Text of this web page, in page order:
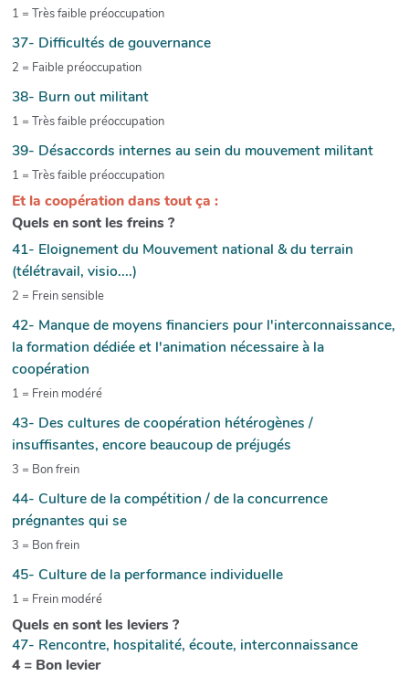
1 = Très faible préoccupation
37- Difficultés de gouvernance
2 = Faible préoccupation
38- Burn out militant
1 = Très faible préoccupation
39- Désaccords internes au sein du mouvement militant
1 = Très faible préoccupation
Et la coopération dans tout ça :
Quels en sont les freins ?
41- Eloignement du Mouvement national & du terrain
(télétravail, visio....)
2 = Frein sensible
42- Manque de moyens financiers pour l'interconnaissance,
la formation dédiée et l'animation nécessaire à la
coopération
1 = Frein modéré
43- Des cultures de coopération hétérogènes /
insuffisantes, encore beaucoup de préjugés
3 = Bon frein
44- Culture de la compétition / de la concurrence
prégnantes qui se
3 = Bon frein
45- Culture de la performance individuelle
1 = Frein modéré
Quels en sont les leviers ?
47- Rencontre, hospitalité, écoute, interconnaissance
4 = Bon levier